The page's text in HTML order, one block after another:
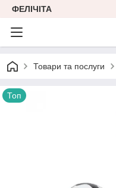
ФЕЛІЧІТА
Товари та послуги
Топ